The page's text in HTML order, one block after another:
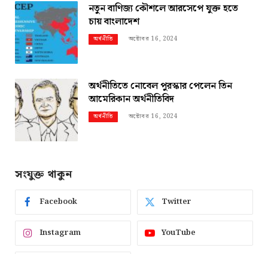
নতুন বাণিজ্য কৌশলে আরসেপে যুক্ত হতে
চায় বাংলাদেশ
অর্থনীতি অক্টোবর 16, 2024
অর্থনীতিতে নোবেল পুরস্কার পেলেন তিন
আমেরিকান অর্থনীতিবিদ
অর্থনীতি অক্টোবর 16, 2024
সংযুক্ত থাকুন
Facebook Twitter
Instagram YouTube